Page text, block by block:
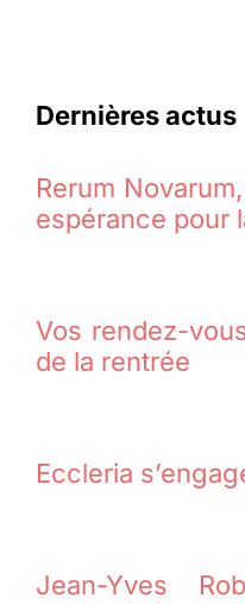
Dernières actus
Rerum
espérance pour
Vos rendez-
de la rentrée
Eccleria
Jean-Yves